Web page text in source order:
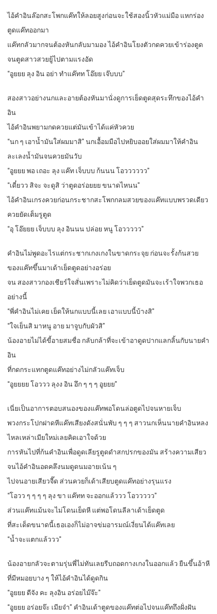
ไอ้คำอินล๊อกสะโพกแค๊ทให้ลอยสูงก่อนจะใช้สองนิ้วหัวแม่มือ แหกร่อง
ตูดแค๊ทออกมา
แค๊ทกลัวมากจนต้องหันกลับมามอง ไอ้คำอินโยงตัวกดควยเข้าร่องตูด
จนตูดสาวสวยยู้ไปตามแรงอัด
“อูยยย ลุง อิน อย่า ทำแค๊ทท โอ๊ยย เจ๊บบบ”
สองสาวอย่างนกและอายต้องหันมานั่งดูการเย็ดตูดสุดระทึกของไอ้คำ
อิน
ไอ้คำอินพยามกดควยแต่มันเข้าได้แค่หัวควย
“นก ๆ เอาน้ำมันใส่ผมมาสิ” นกเอื้อมมือไปหยิบออยใส่ผมมาให้คำอิน
ละเลงน้ำมันจนควยมันวับ
“อูยยย พอ เถอะ ลุง แค๊ท เจ็บบบ ก้นนน โอวววววว”
“เดี๋ยวว สิจะ จะดูสิ ว่าตูดอร่อยยย ขนาดไหนน”
ไอ้คำอินเกรงควยก่อนกระชากสะโพกกลมสวยของแค๊ทแบบพรวดเดียว
ควยยัดเต็มรูตูด
“อุ โอ๊ยยย เจ็บบบ ลุง อินนน ปล่อย หนู โอววววว”
คำอินไม่พูดอะไรแต่กระชากเกงเกงในขาดกระจุย ก่อนจะรั้งก้นสวย
ของแค๊ทขึ้นมาเด้าเย็ดตูดอย่างอร่อย
จน สองสาวกองเชียร์ใจสั่นเพราะไม่คิดว่าเย็ดตูดมันจะเร้าใจพวกเธอ
อย่างนี้
“พี่คำอินไม่เคย เย็ดให้นกแบบนี้เลย เอาแบบนี้บ้างสิ”
“ใจเย็นสิ มาหนู อาย มาจูบกับผัวสิ”
น้องอายไม่ได้ขี้อายสมชื่อ กลับกล้าที่จะเข้าอาดูดปากแลกลิ้นกับนายคำ
อิน
ที่กดกระแทกตูดแค๊ทอย่างไม่กลัวแค๊ทเจ็บ
“อูยยยย โอววว ลุงง อิน อึก ๆ ๆ ๆ อูยยย”
เนี่ยเป็นอาการตอบสนองของแค๊ทพอโดนล่อตูดไปจนหายเจ็บ
พวงกระโปกฝาดหีแค๊ทเสียงดังสนั่นพับ ๆ ๆ ๆ สาวนกเห็นนายคำอินหลง
ไหลเหล่าเมียใหม่เลยคิดเอาใจด้วย
การหันไปที่ก้นคำอินเพื่อดูดเลียรูตูดดำสกปรกของมัน สร้างความเสียว
จนไอ้คำอินอดคลึงนมดูดนมอายเน้น ๆ
ไปจนอายเสียวจี๊ด ส่วนควยก็เด้าเสียบตูดแค๊ทอย่างรุนแรง
“โอวว ๆ ๆ ๆ ๆ ลุง ขา แค๊ทท จะออกแล้ววว โอววววว”
ส่วนแค๊ทแม้นจะไม่โดนเย็ดหี แต่พอโดนลีลาเด้าเย็ดตูด
ที่สะเด็ดขนาดนี้เธอเองก็ไม่อาจข่มอารมณ์เงี่ยนได้แค๊ทเลย
“น้ำจะแตกแล้ววว”
น้องอายกลัวจะตามรุ่นพี่ไม่ทันเลยรีบถอดกางเกงในออกแล้ว ยืนขึ้นอ้าหี
ที่มีหมอยบาง ๆ ให้ไอ้คำอินได้ดูดกิน
“อูยยย ดีจัง คะ ลุงอิน อร่อยไม๊จ๊ะ”
“อูยยย อร่อยจ๊ะ เมียจ๋า” คำอินเด้าตูดของแค๊ทต่อไปจนแค๊ทถึงฝั่งฝัน